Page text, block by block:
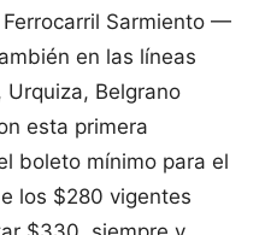
Sarmiento —
en las líneas
Urquiza, Belgrano
esta primera
boleto mínimo para el
los $280 vigentes